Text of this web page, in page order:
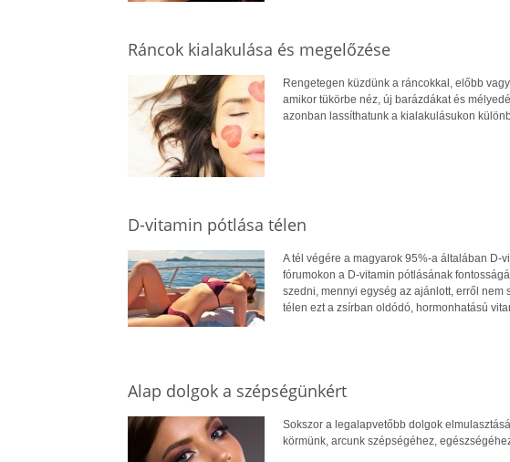
Ráncok kialakulása és megelőzése
Rengetegen küzdünk a ráncokkal, előbb
amikor tükörbe néz, új barázdákat és
azonban lassíthatunk a kialakulásukon
D-vitamin pótlása télen
A tél végére a magyarok 95%-a általában D-
fórumokon a D-vitamin pótlásának
szedni, mennyi egység az ajánlott, erről
télen ezt a zsírban oldódó, hormonhatású
Alap dolgok a szépségünkért
Sokszor a legalapvetőbb dolgok
körmünk, arcunk szépségéhez,